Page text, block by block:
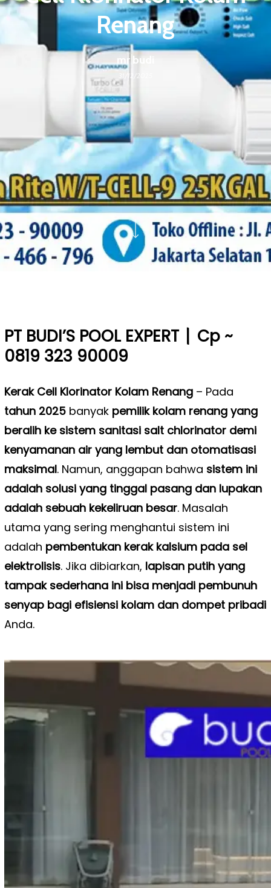
Renang
mr budi
31/12/2025
PT BUDI’S POOL EXPERT| Cp ~
0819 323 90009
Kerak Cell Klorinator Kolam Renang – Pada
tahun 2025banyak pemilik kolam renang yang
beralih ke sistem sanitasi salt chlorinator demi
kenyamanan air yang lembut dan otomatisasi
maksimal. Namun, anggapan bahwa sistem ini
adalah solusi yang tinggal pasang dan lupakan
adalah sebuah kekeliruan besar. Masalah
utama yang sering menghantui sistem ini
adalah pembentukan kerak kalsium pada sel
elektrolisis. Jika dibiarkan, lapisan putih yang
tampak sederhana ini bisa menjadi pembunuh
senyap bagi efisiensi kolam dan dompet pribadi
Anda.